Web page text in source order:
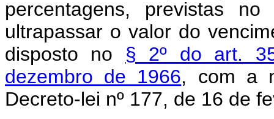
percentagens, previstas
ultrapassar o valor do
disposto no § 2º do art.
dezembro de 1966, com a
Decreto-lei nº 177, de 16 de